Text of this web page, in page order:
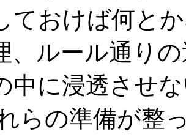
ておけば何と
、ルール通り
中に浸透させ
らの準備が整